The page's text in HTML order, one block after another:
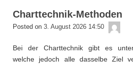
Charttechnik-Methoden
Posted on 3. August 2026 14:50
Bei der Charttechnik gibt es
welche jedoch alle dasselbe Ziel